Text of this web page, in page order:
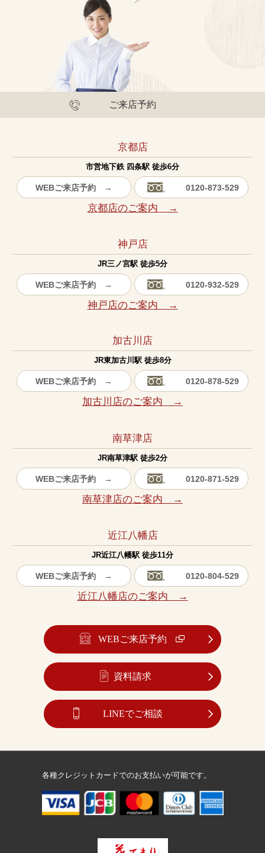
ご来店予約
京都店
市営地下鉄 四条駅 徒歩6分
WEBご来店予約 → 0120-873-529
京都店のご案内 →
神戸店
JR三ノ宮駅 徒歩5分
WEBご来店予約 → 0120-932-529
神戸店のご案内 →
加古川店
JR東加古川駅 徒歩8分
WEBご来店予約 → 0120-878-529
加古川店のご案内 →
南草津店
JR南草津駅 徒歩2分
WEBご来店予約 → 0120-871-529
南草津店のご案内 →
近江八幡店
JR近江八幡駅 徒歩11分
WEBご来店予約 → 0120-804-529
近江八幡店のご案内 →
WEBご来店予約
資料請求
LINEでご相談
各種クレジットカードでのお支払いが可能です。